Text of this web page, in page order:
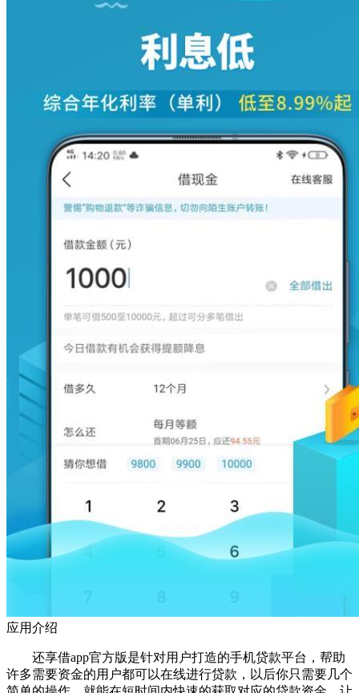
应用介绍
还享借app官方版是针对用户打造的手机贷款平台，帮助
许多需要资金的用户都可以在线进行贷款，以后你只需要几个